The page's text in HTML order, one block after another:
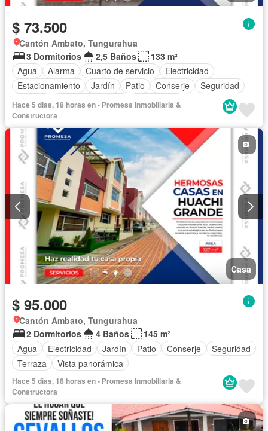
$ 73.500
Cantón Ambato, Tungurahua
3 Dormitorios
2,5 Baños
133 m²
Agua
Alarma Cuarto de servicio
Electricidad
Estacionamiento
Jardín Patio Conserje
Seguridad
Terraza
Vista panorámica Sin amoblar
Hace 5 días, 18 horas en - Promesa Inmobiliaria &
Constructora
Casa
$ 95.000
Cantón Ambato, Tungurahua
2 Dormitorios
4 Baños
145 m²
Agua
Electricidad Jardín Patio Conserje
Seguridad
Terraza
Vista panorámica
Hace 5 días, 18 horas en - Promesa Inmobiliaria &
Constructora